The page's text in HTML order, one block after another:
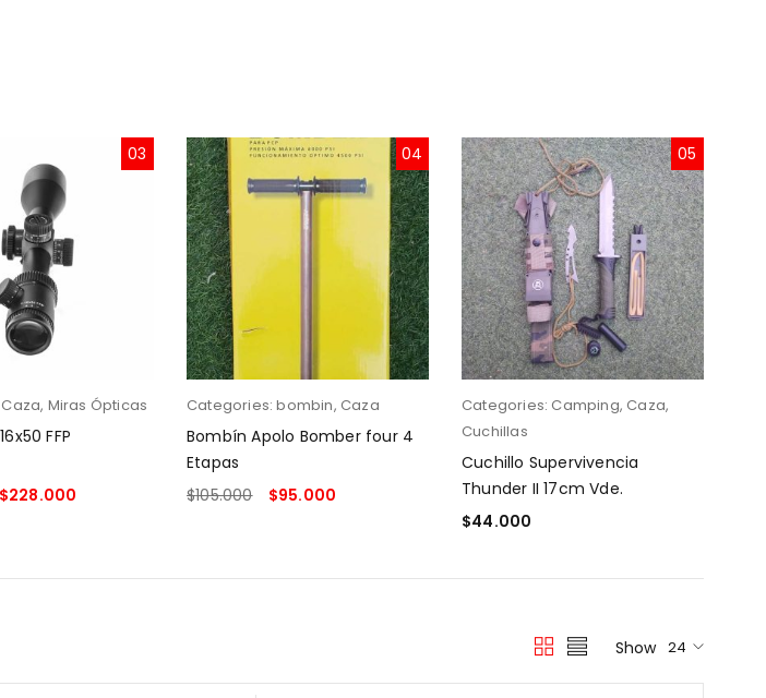
03
Caza, Miras Ópticas
FFP
$228.000
04
Categories:bombin, Caza
Bombín Apolo Bomber four 4
Etapas
$105.000 $95.000
05
Categories: Camping, Caza,
Cuchillas
Cuchillo Supervivencia
Thunder II 17cm Vde.
$44.000
Show 24